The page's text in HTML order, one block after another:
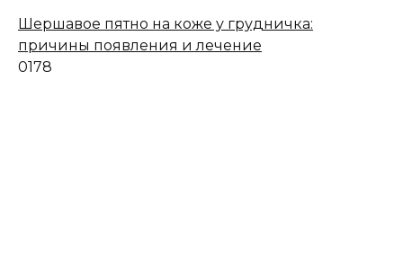
Шершавое пятно на коже у грудничка:
причины появления и лечение
0178